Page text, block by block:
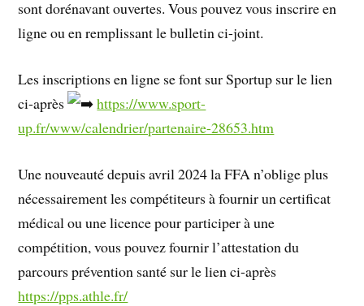
sont dorénavant ouvertes. Vous pouvez vous inscrire en
ligne ou en remplissant le bulletin ci-joint.
Les inscriptions en ligne se font sur Sportup sur le lien
ci-après
https://www.sport-
up.fr/www/calendrier/partenaire-28653.htm
Une nouveauté depuis avril 2024 la FFA n’oblige plus
nécessairement les compétiteurs à fournir un certificat
médical ou une licence pour participer à une
compétition, vous pouvez fournir l’attestation du
parcours prévention santé sur le lien ci-après
https://pps.athle.fr/